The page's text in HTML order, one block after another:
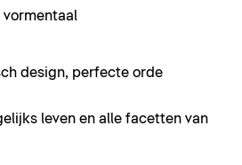
design, perfecte orde
leven en alle facetten van